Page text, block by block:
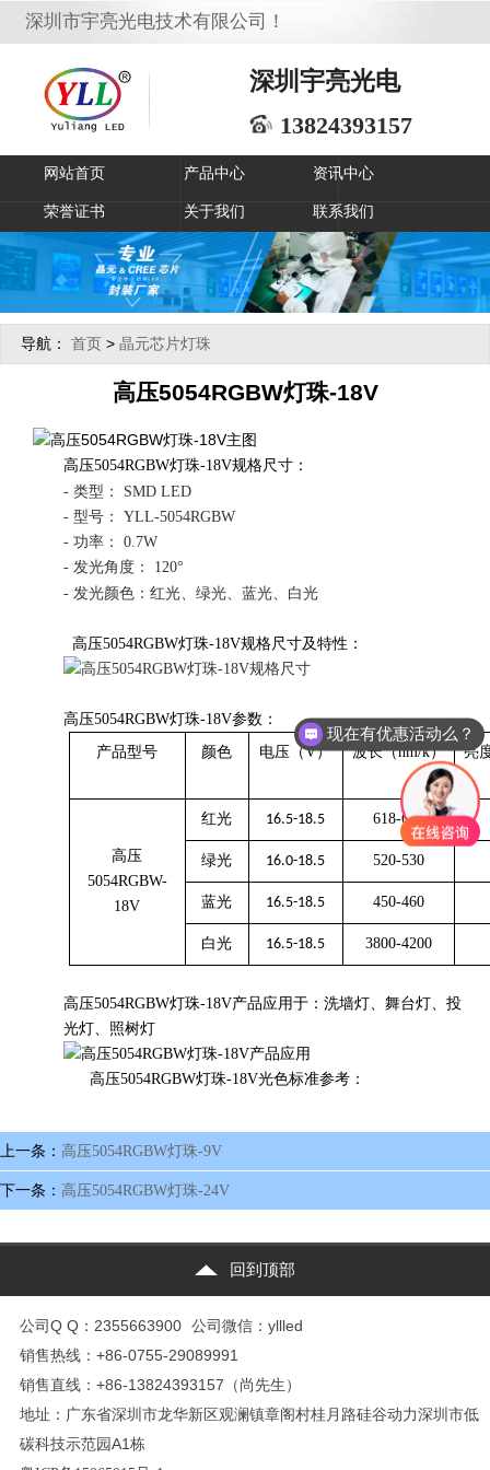
深圳市宇亮光电技术有限公司！
深圳宇亮光电
13824393157
网站首页 产品中心 资讯中心
荣誉证书 关于我们 联系我们
导航： 首页> 晶元芯片灯珠
高压5054RGBW灯珠-18V
高压5054RGBW灯珠-18V规格尺寸：
- 类型： SMD LED
- 型号： YLL-5054RGBW
- 功率： 0.7W
- 发光角度： 120°
- 发光颜色：红光、绿光、蓝光、白光
高压5054RGBW灯珠-18V规格尺寸及特性：
高压5054RGBW灯珠-18V参数：
产品型号 颜色 电压（V） 波长（nm/k） 亮
高压
5054RGBW-
18V
红光 16.5-18.5 618-628
绿光 16.0-18.5 520-530
蓝光 16.5-18.5 450-460
白光 16.5-18.5 3800-4200
高压5054RGBW灯珠-18V产品应用于：洗墙灯、舞台灯、投
光灯、照树灯
高压5054RGBW灯珠-18V光色标准参考：
上一条： 高压5054RGBW灯珠-9V
下一条： 高压5054RGBW灯珠-24V
回到顶部
公司Q Q：2355663900 公司微信：yllled
销售热线：+86-0755-29089991
销售直线：+86-13824393157（尚先生）
地址：广东省深圳市龙华新区观澜镇章阁村桂月路硅谷动力深圳市低
碳科技示范园A1栋
现在有优惠活动么？